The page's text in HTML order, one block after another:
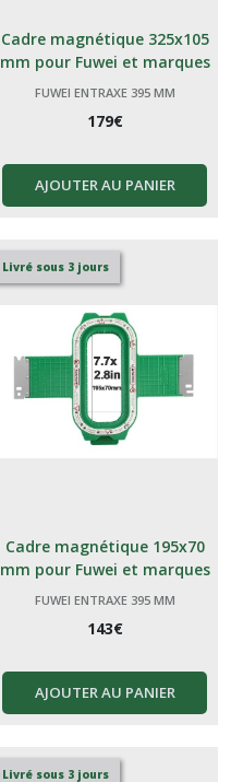
Cadre magnétique 325x105
mm pour Fuwei et marques
génériques Chinoises 395
FUWEI ENTRAXE 395 MM
179€
AJOUTER AU PANIER
Livré sous 3 jours
Cadre magnétique 195x70
mm pour Fuwei et marques
génériques Chinoises 395
FUWEI ENTRAXE 395 MM
143€
AJOUTER AU PANIER
Livré sous 3 jours